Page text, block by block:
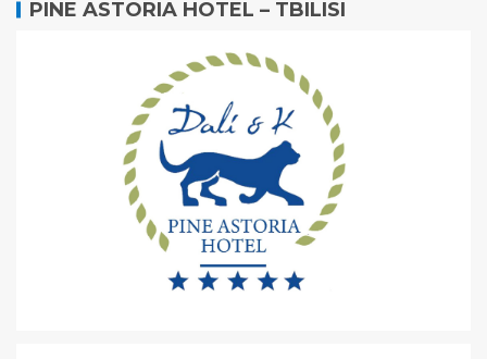
PINE ASTORIA HOTEL – TBILISI